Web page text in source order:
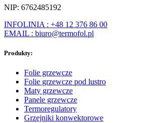
NIP: 6762485192
INFOLINIA : +48 12 376 86 00
EMAIL : biuro@termofol.pl
Produkty:
Folie grzewcze
Folie grzewcze pod lustro
Maty grzewcze
Panele grzewcze
Termoregulatory
Grzejniki konwektorowe